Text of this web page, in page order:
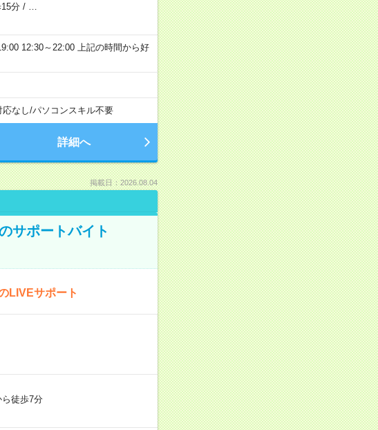
分/
12:30～22:00 上記の時間から好
なし/パソコンスキル不要
詳細へ
掲載日：2026.08.04
サポートバイト
LIVEサポート
徒歩7分